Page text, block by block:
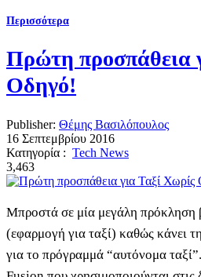
Περισσότερα
Πρώτη προσπάθεια
Οδηγό!
Publisher: Θέμης Βασιλόπουλος
16 Σεπτεμβρίου 2016
Κατηγορία : Tech News
3,463
Μπροστά σε μία μεγάλη πρόκληση
(εφαρμογή για ταξί) καθώς κάνει
για το πρόγραμμά “αυτόνομα